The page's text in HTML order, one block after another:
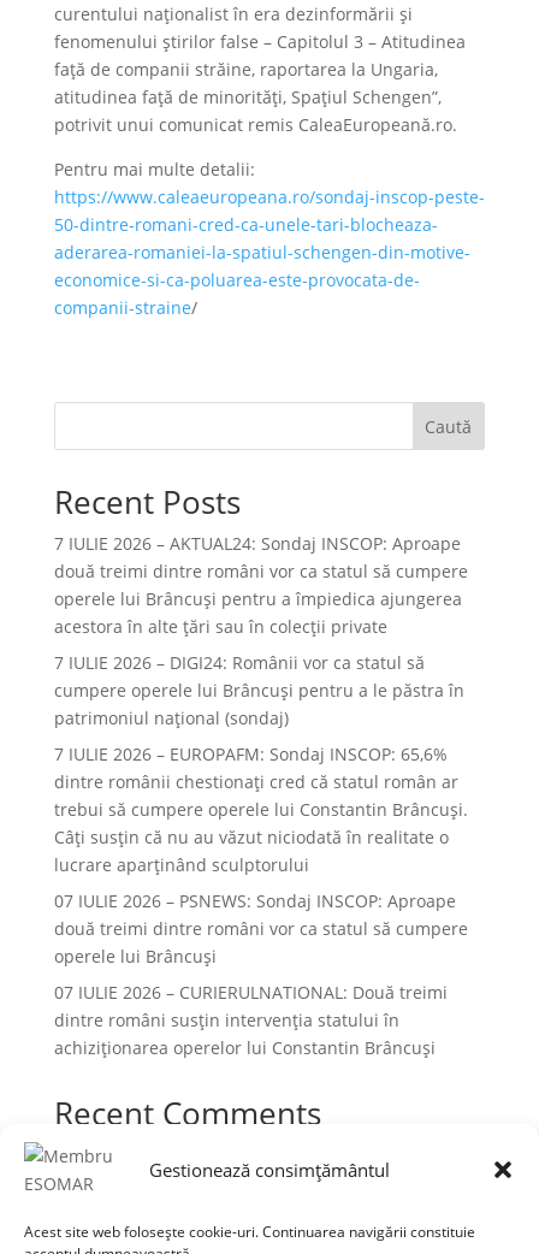
Gestionează consimțământul
Acest site web folosește cookie-uri. Continuarea navigării constituie
curentului naționalist în era dezinformării și
fenomenului știrilor false – Capitolul 3 – Atitudinea
față de companii străine, raportarea la Ungaria,
atitudinea față de minorități, Spațiul Schengen”,
potrivit unui comunicat remis CaleaEuropeană.ro.
Pentru mai multe detalii:
https://www.caleaeuropeana.ro/sondaj-inscop-peste-
50-dintre-romani-cred-ca-unele-tari-blocheaza-
aderarea-romaniei-la-spatiul-schengen-din-motive-
economice-si-ca-poluarea-este-provocata-de-
companii-straine/
Caută
Recent Posts
7 IULIE 2026 – AKTUAL24: Sondaj INSCOP: Aproape
două treimi dintre români vor ca statul să cumpere
operele lui Brâncuşi pentru a împiedica ajungerea
acestora în alte ţări sau în colecţii private
7 IULIE 2026 – DIGI24: Românii vor ca statul să
cumpere operele lui Brâncuși pentru a le păstra în
patrimoniul național (sondaj)
7 IULIE 2026 – EUROPAFM: Sondaj INSCOP: 65,6%
dintre românii chestionați cred că statul român ar
trebui să cumpere operele lui Constantin Brâncuși.
Câți susțin că nu au văzut niciodată în realitate o
lucrare aparținând sculptorului
07 IULIE 2026 – PSNEWS: Sondaj INSCOP: Aproape
două treimi dintre români vor ca statul să cumpere
operele lui Brâncuși
07 IULIE 2026 – CURIERULNATIONAL: Două treimi
dintre români susțin intervenția statului în
achiziționarea operelor lui Constantin Brâncuși
Recent Comments
Niciun comentariu de arătat.